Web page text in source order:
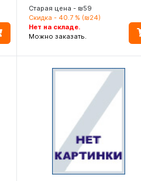
Старая цена - ₪59
Скидка - 40.7 % (₪24)
Нет на складе.
Можно заказать.